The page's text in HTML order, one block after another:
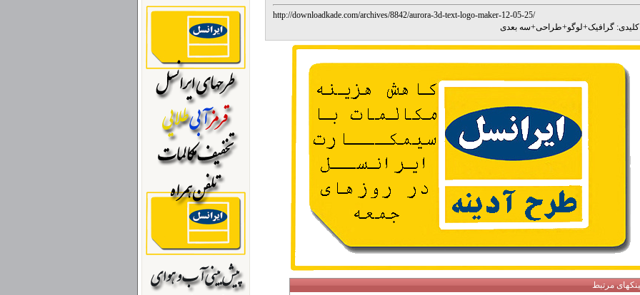
http://downloadkade.com/archives/8842/aurora-3d-text-logo-maker-12-05-25/
گرافیک+لوگو+طراحی+سه بعدی
مرتبط